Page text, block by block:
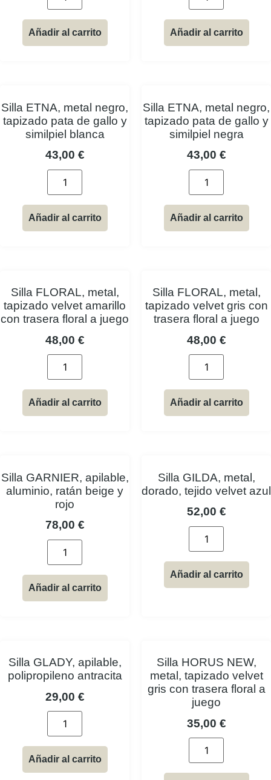
Añadir al carrito Añadir al carrito
Silla ETNA, metal negro,
tapizado pata de gallo y
similpiel blanca
43,00 €
Añadir al carrito
Silla ETNA, metal negro,
tapizado pata de gallo y
similpiel negra
43,00 €
Añadir al carrito
Silla FLORAL, metal,
tapizado velvet amarillo
con trasera floral a juego
48,00 €
Añadir al carrito
Silla FLORAL, metal,
tapizado velvet gris con
trasera floral a juego
48,00 €
Añadir al carrito
Silla GARNIER, apilable,
aluminio, ratán beige y
rojo
78,00 €
Añadir al carrito
Silla GILDA, metal,
dorado, tejido velvet azul
52,00 €
Añadir al carrito
Silla GLADY, apilable,
polipropileno antracita
29,00 €
Añadir al carrito
Silla HORUS NEW,
metal, tapizado velvet
gris con trasera floral a
juego
35,00 €